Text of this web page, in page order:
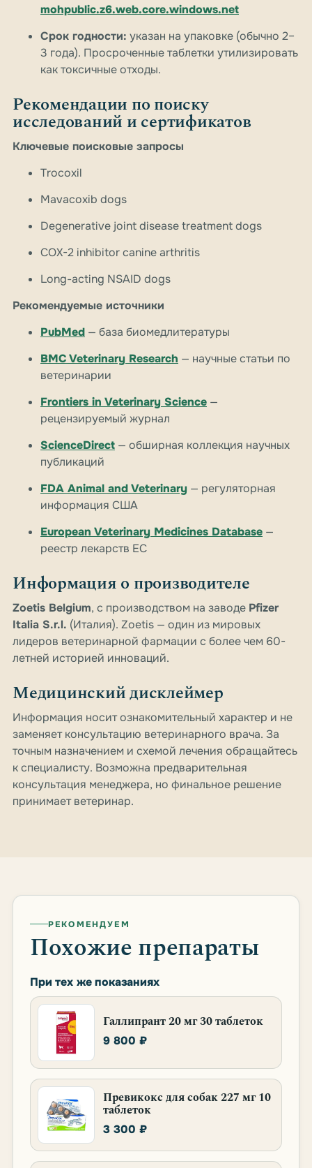
mohpublic.z6.web.core.windows.net
Срок годности: указан на упаковке (обычно 2–
3 года). Просроченные таблетки утилизировать
как токсичные отходы.
Рекомендации по поиску
исследований и сертификатов
Ключевые поисковые запросы
Trocoxil
Mavacoxib dogs
Degenerative joint disease treatment dogs
COX-2 inhibitor canine arthritis
Long-acting NSAID dogs
Рекомендуемые источники
PubMed — база биомедлитературы
BMC Veterinary Research — научные статьи по
ветеринарии
Frontiers in Veterinary Science —
рецензируемый журнал
ScienceDirect — обширная коллекция научных
публикаций
FDA Animal and Veterinary — регуляторная
информация США
European Veterinary Medicines Database —
реестр лекарств ЕС
Информация о производителе
Zoetis Belgium, с производством на заводе Pfizer
Italia S.r.l. (Италия). Zoetis — один из мировых
лидеров ветеринарной фармации с более чем 60-
летней историей инноваций.
Медицинский дисклеймер
Информация носит ознакомительный характер и не
заменяет консультацию ветеринарного врача. За
точным назначением и схемой лечения обращайтесь
к специалисту. Возможна предварительная
консультация менеджера, но финальное решение
принимает ветеринар.
РЕКОМЕНДУЕМ
Похожие препараты
При тех же показаниях
Галлипрант 20 мг 30 таблеток
9 800 ₽
Превикокс для собак 227 мг 10
таблеток
3 300 ₽